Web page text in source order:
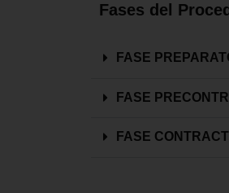
Fases del
FASE
FASE
FASE